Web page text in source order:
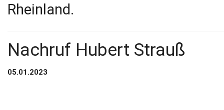
Spielbetrieb
Schachjugend
Meistertafel
Fotos
Rheinland.
Nachruf Hubert Strauß
05.01.2023